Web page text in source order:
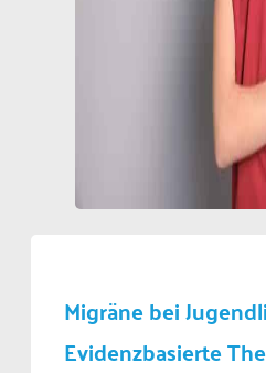
Migräne bei
Evidenzbasierte